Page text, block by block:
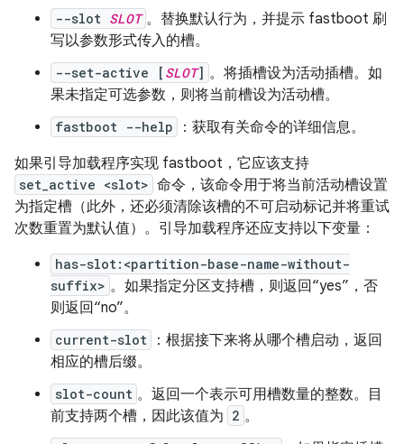
--slot SLOT 。替换默认行为，并提示 fastboot 刷
写以参数形式传入的槽。
--set-active [ SLOT] 。将插槽设为活动插槽。如
果未指定可选参数，则将当前槽设为活动槽。
fastboot --help
：获取有关命令的详细信息。
如果引导加载程序实现 fastboot，它应该支持
set_active <slot> 命令，该命令用于将当前活动槽设置
为指定槽（此外，还必须清除该槽的不可启动标记并将重试
次数重置为默认值）。引导加载程序还应支持以下变量：
has-slot:<partition-base-name-without-
suffix> 。如果指定分区支持槽，则返回“yes”，否
则返回“no”。
current-slot
：根据接下来将从哪个槽启动，返回
相应的槽后缀。
slot-count 。返回一个表示可用槽数量的整数。目
前支持两个槽，因此该值为 2 。